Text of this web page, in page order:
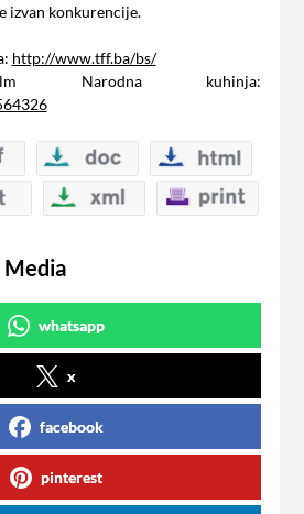
izvan konkurencije.
http://www.tff.ba/bs/
Narodna kuhinja:
Media
whatsapp
x
facebook
pinterest